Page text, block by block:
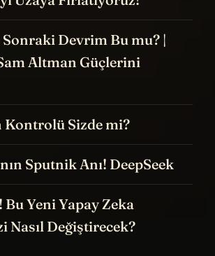
Sonraki Devrim Bu mu? |
Altman Güçlerini
Kontrolü Sizde mi?
Sputnik Anı! DeepSeek
Bu Yeni Yapay Zeka
Nasıl Değiştirecek?